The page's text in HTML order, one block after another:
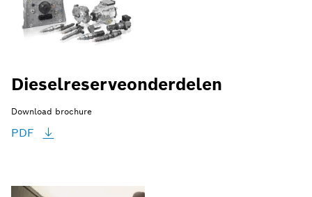
Dieselreserveonderdelen
Download brochure
PDF